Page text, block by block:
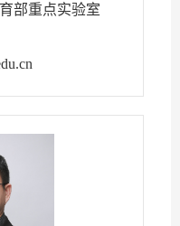
部重点实验室